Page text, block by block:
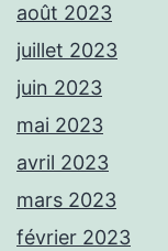
août 2023
juillet 2023
juin 2023
mai 2023
avril 2023
mars 2023
février 2023